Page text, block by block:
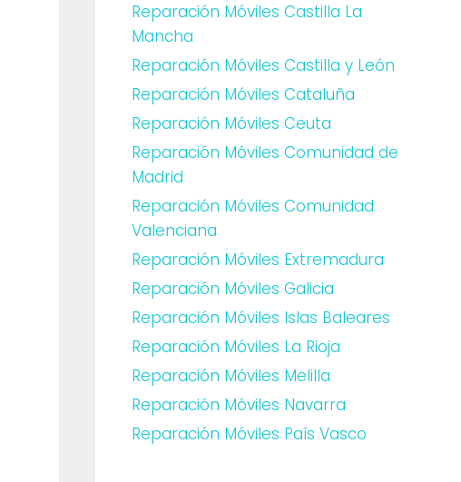
Reparación Móviles Castilla La
Mancha
Reparación Móviles Castilla y León
Reparación Móviles Cataluña
Reparación Móviles Ceuta
Reparación Móviles Comunidad de
Madrid
Reparación Móviles Comunidad
Valenciana
Reparación Móviles Extremadura
Reparación Móviles Galicia
Reparación Móviles Islas Baleares
Reparación Móviles La Rioja
Reparación Móviles Melilla
Reparación Móviles Navarra
Reparación Móviles País Vasco